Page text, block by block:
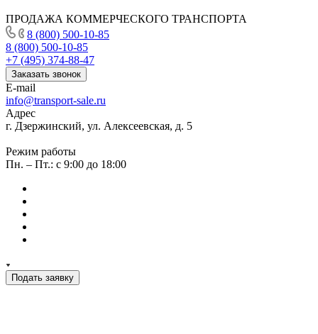
ПРОДАЖА КОММЕРЧЕСКОГО ТРАНСПОРТА
8 (800) 500-10-85
8 (800) 500-10-85
+7 (495) 374-88-47
Заказать звонок
E-mail
info@transport-sale.ru
Адрес
г. Дзержинский, ул. Алексеевская, д. 5
Режим работы
Пн. – Пт.: с 9:00 до 18:00
Подать заявку